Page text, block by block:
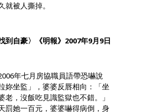
就被人撕掉。
到自豪〉《明報》 2007年9月 9日
年七月房協職員語帶恐嚇說
妳坐監」，婆婆反唇相向：「坐
老，沒飯吃見識監獄也不錯。」
罰她一百元，婆婆嚇得病倒，身